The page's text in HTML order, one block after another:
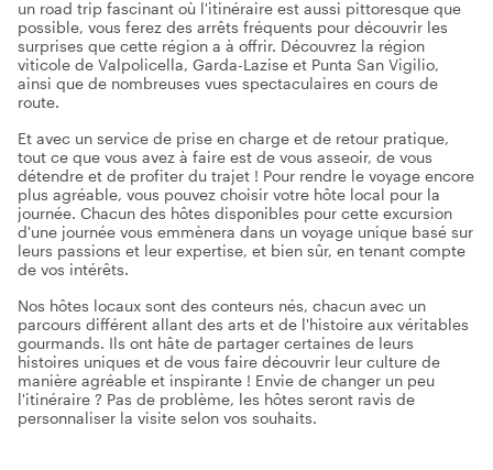
un road trip fascinant où l'itinéraire est aussi pittoresque que
possible, vous ferez des arrêts fréquents pour découvrir les
surprises que cette région a à offrir. Découvrez la région
viticole de Valpolicella, Garda-Lazise et Punta San Vigilio,
ainsi que de nombreuses vues spectaculaires en cours de
route.
Et avec un service de prise en charge et de retour pratique,
tout ce que vous avez à faire est de vous asseoir, de vous
détendre et de profiter du trajet ! Pour rendre le voyage encore
plus agréable, vous pouvez choisir votre hôte local pour la
journée. Chacun des hôtes disponibles pour cette excursion
d'une journée vous emmènera dans un voyage unique basé sur
leurs passions et leur expertise, et bien sûr, en tenant compte
de vos intérêts.
Nos hôtes locaux sont des conteurs nés, chacun avec un
parcours différent allant des arts et de l'histoire aux véritables
gourmands. Ils ont hâte de partager certaines de leurs
histoires uniques et de vous faire découvrir leur culture de
manière agréable et inspirante ! Envie de changer un peu
l'itinéraire ? Pas de problème, les hôtes seront ravis de
personnaliser la visite selon vos souhaits.